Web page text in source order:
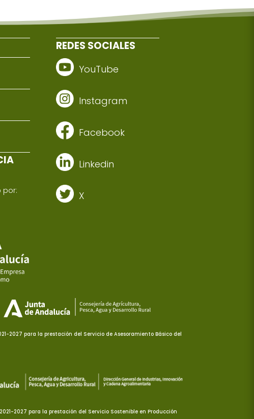
por:
REDES SOCIALES
YouTube
Instagram
Facebook
Linkedin
X
2027 para la prestación del Servicio de Asesoramiento Básico del
2027 para la prestación del Servicio Sostenible en Producción